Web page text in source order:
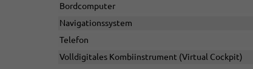
Bordcomputer
Navigationssystem
Telefon
Volldigitales Kombiinstrument (Virtual Cockpit)